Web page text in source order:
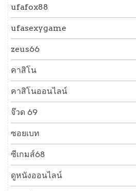
ufafox88
ufasexygame
zeus66
คาสิโน
คาสิโนออนไลน์
จ๊วด 69
ซอยเบท
ซีเกมส์68
ดูหนังออนไลน์